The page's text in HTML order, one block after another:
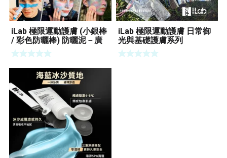
iLab 極限運動護膚 (小銀棒
/ 彩色防曬棒) 防曬泥－廣
譜防曬系列
iLab 極限運動護膚 日常御
光與基礎護膚系列